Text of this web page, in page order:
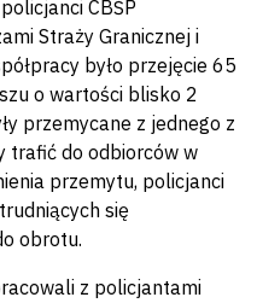
CBŚP
Straży Granicznej i
było przejęcie 65
o wartości blisko 2
przemycane z jednego z
trafić do odbiorców w
przemytu, policjanci
się
obrotu.
z policjantami